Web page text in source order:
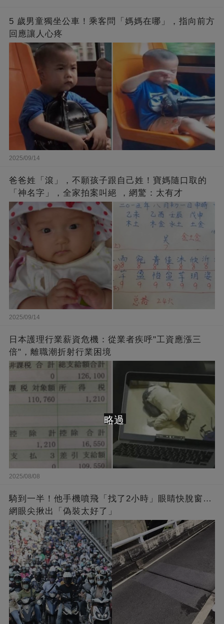
5 歲男童獨坐公車！乘客問「媽媽在哪」，指向前方
回應讓人心疼
2025/09/14
爸爸姓「滾」，不願孩子跟自己姓！寶媽隨口取的
「神名字」，全家拍案叫絕 ，網驚：太有才
2025/09/14
日本護理行業薪資危機：從業者疾呼"工資應漲三
倍"，離職潮折射行業困境
2025/08/08
騎到一半！他手機噴飛「找了2小時」眼睛快脫窗…
網眼尖揪出「偽裝太好了」
略過